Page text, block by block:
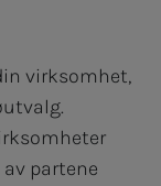
virksomhet,
partene